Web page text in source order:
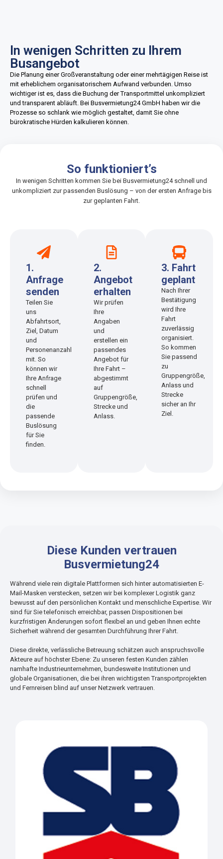
In wenigen Schritten zu Ihrem
Busangebot
Die Planung einer Großveranstaltung oder einer mehrtägigen Reise ist
mit erheblichem organisatorischem Aufwand verbunden. Umso
wichtiger ist es, dass die Buchung der Transportmittel unkompliziert
und transparent abläuft. Bei Busvermietung24 GmbH haben wir die
Prozesse so schlank wie möglich gestaltet, damit Sie ohne
bürokratische Hürden kalkulieren können.
So funktioniert’s
In wenigen Schritten kommen Sie bei Busvermietung24 schnell und
unkompliziert zur passenden Buslösung – von der ersten Anfrage bis
zur geplanten Fahrt.
1.
Anfrage
senden
Teilen Sie
uns
Abfahrtsort,
Ziel, Datum
und
Personenanzahl
mit. So
können wir
Ihre Anfrage
schnell
prüfen und
die
passende
Buslösung
für Sie
finden.
2.
Angebot
erhalten
Wir prüfen
Ihre
Angaben
und
erstellen ein
passendes
Angebot für
Ihre Fahrt –
abgestimmt
auf
Gruppengröße,
Strecke und
Anlass.
3. Fahrt
geplant
Nach Ihrer
Bestätigung
wird Ihre
Fahrt
zuverlässig
organisiert.
So kommen
Sie passend
zu
Gruppengröße,
Anlass und
Strecke
sicher an Ihr
Ziel.
Diese Kunden vertrauen
Busvermietung24
Während viele rein digitale Plattformen sich hinter automatisierten E-
Mail-Masken verstecken, setzen wir bei komplexer Logistik ganz
bewusst auf den persönlichen Kontakt und menschliche Expertise. Wir
sind für Sie telefonisch erreichbar, passen Dispositionen bei
kurzfristigen Änderungen sofort flexibel an und geben Ihnen echte
Sicherheit während der gesamten Durchführung Ihrer Fahrt.
Diese direkte, verlässliche Betreuung schätzen auch anspruchsvolle
Akteure auf höchster Ebene: Zu unseren festen Kunden zählen
namhafte Industrieunternehmen, bundesweite Institutionen und
globale Organisationen, die bei ihren wichtigsten Transportprojekten
und Fernreisen blind auf unser Netzwerk vertrauen.